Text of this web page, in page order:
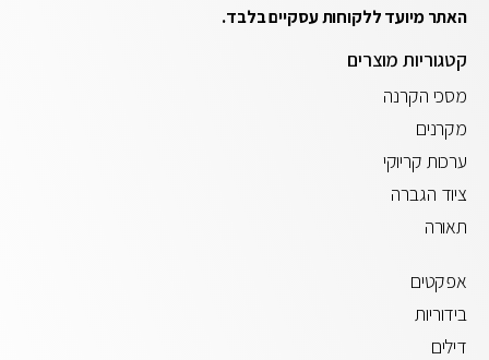
האתר מיועד ללקוחות עסקיים בלבד.
קטגוריות מוצרים
מסכי הקרנה
מקרנים
ערכות קריוקי
ציוד הגברה
תאורה
אפקטים
בידוריות
דילים